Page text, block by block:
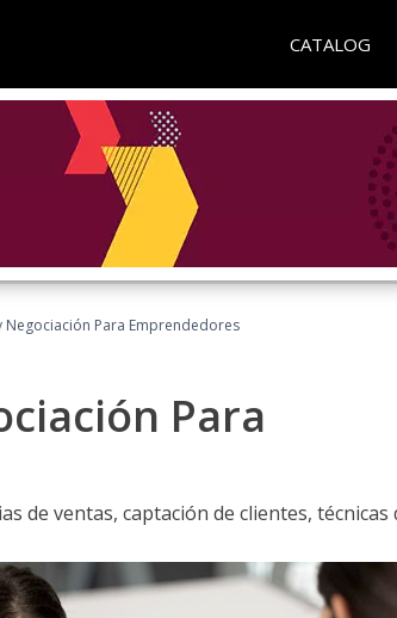
CATALOG
Negociación Para Emprendedores
Para
de ventas, captación de clientes, técnicas